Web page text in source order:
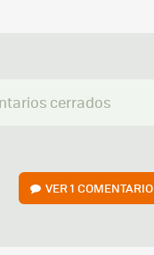
cerrados
VER1 COMENTARIO